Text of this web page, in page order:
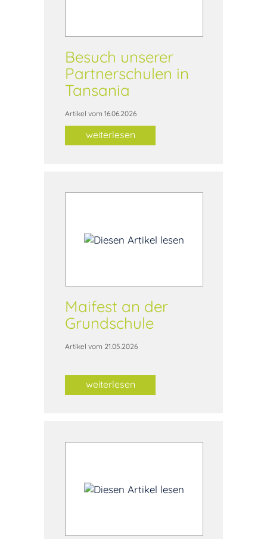
Besuch unserer
Partnerschulen in
Tansania
Artikel vom 16.06.2026
weiterlesen
Maifest an der
Grundschule
Artikel vom 21.05.2026
weiterlesen